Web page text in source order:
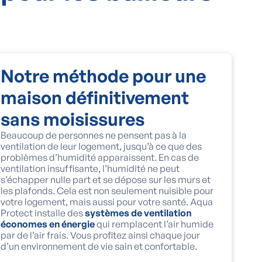
Notre méthode pour une
maison définitivement
sans moisissures
Beaucoup de personnes ne pensent pas à la
ventilation de leur logement, jusqu’à ce que des
problèmes d’humidité apparaissent. En cas de
ventilation insuffisante, l’humidité ne peut
s’échapper nulle part et se dépose sur les murs et
les plafonds. Cela est non seulement nuisible pour
votre logement, mais aussi pour votre santé. Aqua
Protect installe dessystèmes de ventilation
économes en énergiequi remplacent l’air humide
par de l’air frais. Vous profitez ainsi chaque jour
d’un environnement de vie sain et confortable.